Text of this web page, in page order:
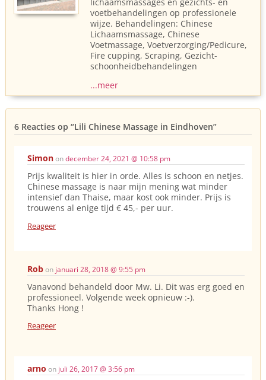
voetbehandelingen op professionele
wijze. Behandelingen: Chinese
Lichaamsmassage, Chinese
Voetmassage, Voetverzorging/Pedicure,
Fire cupping, Scraping, Gezicht-
schoonheidbehandelingen
...meer
6 Reacties op “Lili Chinese Massage in Eindhoven”
Simonondecember 24, 2021 @ 10:58 pm
Prijs kwaliteit is hier in orde. Alles is schoon en netjes.
Chinese massage is naar mijn mening wat minder
intensief dan Thaise, maar kost ook minder. Prijs is
trouwens al enige tijd € 45,- per uur.
Reageer
Robon januari 28, 2018 @ 9:55 pm
Vanavond behandeld door Mw. Li. Dit was erg goed en
professioneel. Volgende week opnieuw :-).
Thanks Hong !
Reageer
arno on juli 26, 2017 @ 3:56 pm